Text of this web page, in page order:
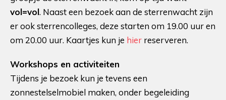
vol=vol. Naast een bezoek aan de sterrenwacht zijn
er ook sterrencolleges, deze starten om 19.00 uur en
om 20.00 uur. Kaartjes kun je hier reserveren.
Workshops en activiteiten
Tijdens je bezoek kun je tevens een
zonnestelselmobiel maken, onder begeleiding